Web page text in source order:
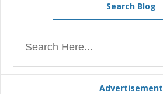
Search Blog
Advertisement